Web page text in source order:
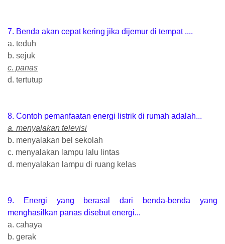
7. Benda akan cepat kering jika dijemur di tempat ....
a. teduh
b. sejuk
c. panas
d. tertutup
8. Contoh pemanfaatan energi listrik di rumah adalah...
a. menyalakan televisi
b. menyalakan bel sekolah
c. menyalakan lampu lalu lintas
d. menyalakan lampu di ruang kelas
9. Energi yang berasal dari benda-benda yang
menghasilkan panas disebut energi...
a. cahaya
b. gerak